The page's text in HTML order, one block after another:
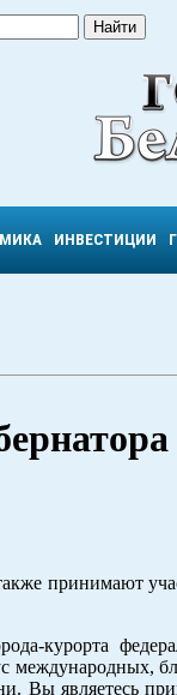
ИНВЕСТИЦИИ
принимают
курорта
международных,
Вы являетесь